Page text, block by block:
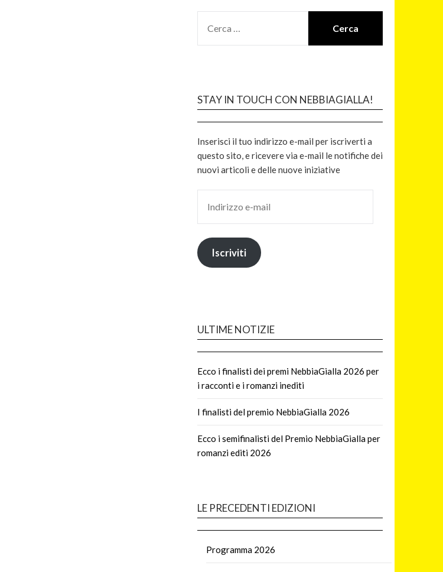
STAY IN TOUCH CON NEBBIAGIALLA!
Inserisci il tuo indirizzo e-mail per iscriverti a
questo sito, e ricevere via e-mail le notifiche dei
nuovi articoli e delle nuove iniziative
Iscriviti
ULTIME NOTIZIE
Ecco i finalisti dei premi NebbiaGialla 2026 per
i racconti e i romanzi inediti
I finalisti del premio NebbiaGialla 2026
Ecco i semifinalisti del Premio NebbiaGialla per
romanzi editi 2026
LE PRECEDENTI EDIZIONI
Programma 2026